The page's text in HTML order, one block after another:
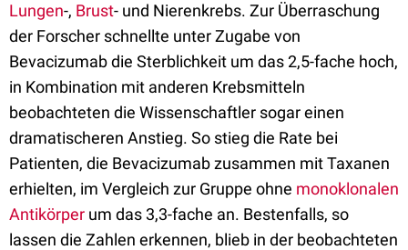
Lungen-, Brust- und Nierenkrebs. Zur Überraschung
der Forscher schnellte unter Zugabe von
Bevacizumab die Sterblichkeit um das 2,5-fache hoch,
in Kombination mit anderen Krebsmitteln
beobachteten die Wissenschaftler sogar einen
dramatischeren Anstieg. So stieg die Rate bei
Patienten, die Bevacizumab zusammen mit Taxanen
erhielten, im Vergleich zur Gruppe ohne monoklonalen
Antikörper um das 3,3-fache an. Bestenfalls, so
lassen die Zahlen erkennen, blieb in der beobachteten